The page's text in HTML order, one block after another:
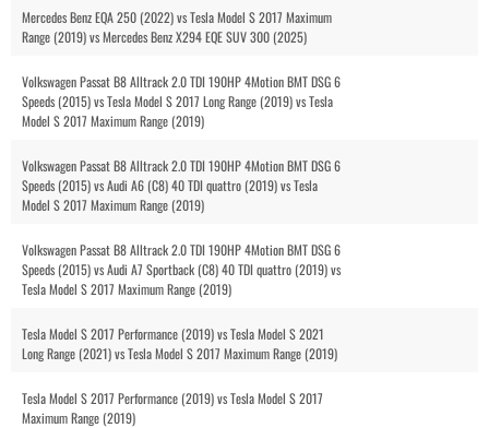
Mercedes Benz EQA 250 (2022) vs Tesla Model S 2017 Maximum
Range (2019) vs Mercedes Benz X294 EQE SUV 300 (2025)
Volkswagen Passat B8 Alltrack 2.0 TDI 190HP 4Motion BMT DSG 6
Speeds (2015) vs Tesla Model S 2017 Long Range (2019) vs Tesla
Model S 2017 Maximum Range (2019)
Volkswagen Passat B8 Alltrack 2.0 TDI 190HP 4Motion BMT DSG 6
Speeds (2015) vs Audi A6 (C8) 40 TDI quattro (2019) vs Tesla
Model S 2017 Maximum Range (2019)
Volkswagen Passat B8 Alltrack 2.0 TDI 190HP 4Motion BMT DSG 6
Speeds (2015) vs Audi A7 Sportback (C8) 40 TDI quattro (2019) vs
Tesla Model S 2017 Maximum Range (2019)
Tesla Model S 2017 Performance (2019) vs Tesla Model S 2021
Long Range (2021) vs Tesla Model S 2017 Maximum Range (2019)
Tesla Model S 2017 Performance (2019) vs Tesla Model S 2017
Maximum Range (2019)